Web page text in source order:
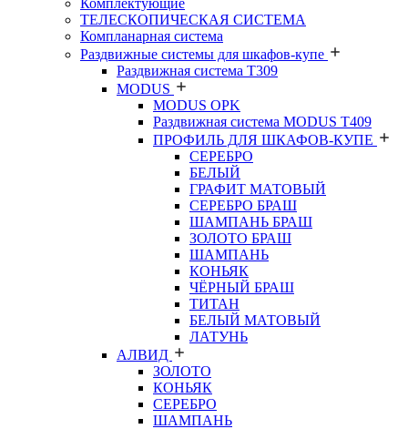
Комплектующие
ТЕЛЕСКОПИЧЕСКАЯ СИСТЕМА
Компланарная система
Раздвижные системы для шкафов-купе
Раздвижная система Т309
MODUS
MODUS OPK
Раздвижная система MODUS T409
ПРОФИЛЬ ДЛЯ ШКАФОВ-КУПЕ
СЕРЕБРО
БЕЛЫЙ
ГРАФИТ МАТОВЫЙ
СЕРЕБРО БРАШ
ШАМПАНЬ БРАШ
ЗОЛОТО БРАШ
ШАМПАНЬ
КОНЬЯК
ЧЁРНЫЙ БРАШ
ТИТАН
БЕЛЫЙ МАТОВЫЙ
ЛАТУНЬ
АЛВИД
ЗОЛОТО
КОНЬЯК
СЕРЕБРО
ШАМПАНЬ